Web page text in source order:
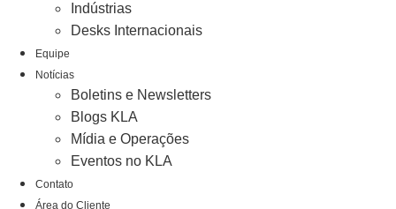
Indústrias
Desks Internacionais
Equipe
Notícias
Boletins e Newsletters
Blogs KLA
Mídia e Operações
Eventos no KLA
Contato
Área do Cliente